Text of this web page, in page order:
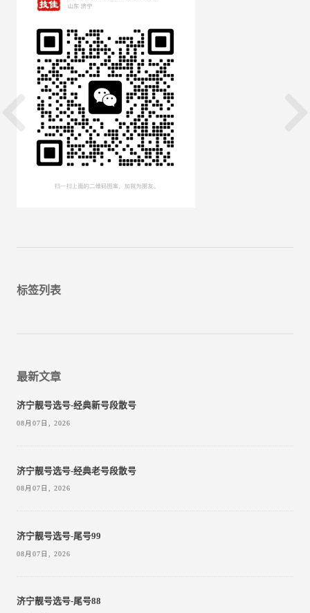
标签列表
最新文章
济宁靓号选号-经典新号段散号
08月07日, 2026
济宁靓号选号-经典老号段散号
08月07日, 2026
济宁靓号选号-尾号99
08月07日, 2026
济宁靓号选号-尾号88